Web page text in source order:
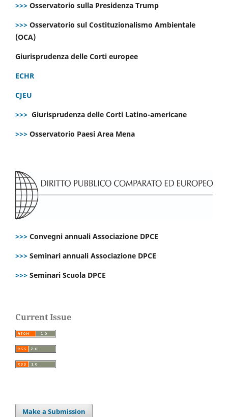
>>> Osservatorio sulla Presidenza Trump
>>> Osservatorio sul Costituzionalismo Ambientale
(OCA)
Giurisprudenza delle Corti europee
ECHR
CJEU
>>> Giurisprudenza delle Corti Latino-americane
>>> Osservatorio Paesi Area Mena
>>> Convegni annuali Associazione DPCE
>>> Seminari annuali Associazione DPCE
>>> Seminari Scuola DPCE
Current Issue
Make a Submission